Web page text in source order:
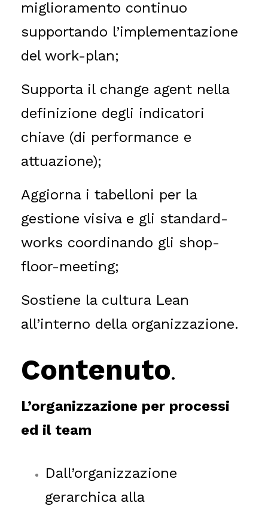
miglioramento continuo
supportando l’implementazione
del work-plan;
Supporta il change agent nella
definizione degli indicatori
chiave (di performance e
attuazione);
Aggiorna i tabelloni per la
gestione visiva e gli standard-
works coordinando gli shop-
floor-meeting;
Sostiene la cultura Lean
all’interno della organizzazione.
Contenuto.
L’organizzazione per processi
ed il team
Dall’organizzazione
gerarchica alla